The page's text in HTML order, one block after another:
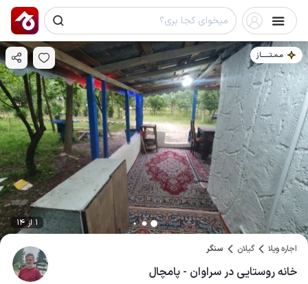
مـمـتــــــاز
1 از 14
اجاره ویلا گیلان سنگر
خانه روستایی در سراوان - پامچال